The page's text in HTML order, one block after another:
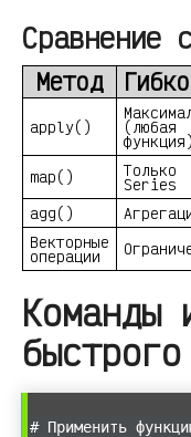
Сравнение
Метод
apply() (любая
функция)
map() Только
Series
agg()
Векторные
операции
Команды
# Применить